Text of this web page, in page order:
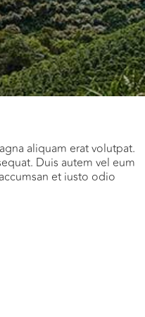
aliquam erat volutpat.
Duis autem vel eum
et iusto odio